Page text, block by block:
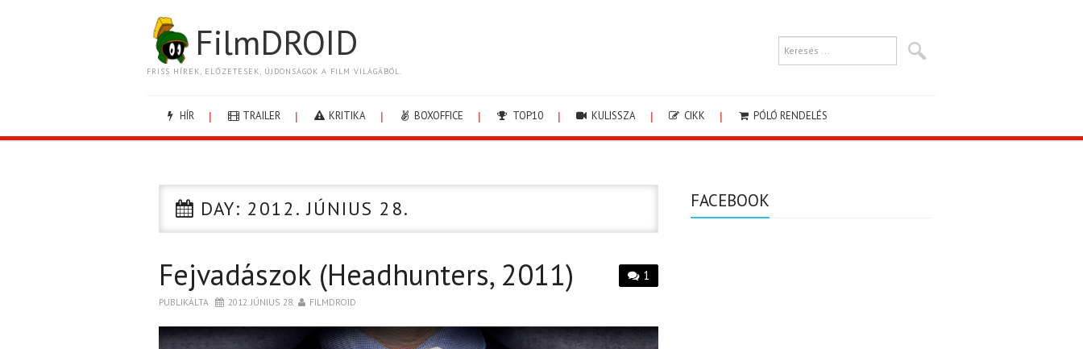
FilmDROID
FRISS HÍREK, ELŐZETESEK, ÚJDONSÁGOK A FILM VILÁGÁBÓL.
HÍR TRAILER KRITIKA BOXOFFICE TOP10 KULISSZA CIKK PÓLÓ RENDELÉS
DAY: 2012. JÚNIUS 28.
1
Fejvadászok (Headhunters, 2011)
PUBLIKÁLTA 2012. JÚNIUS 28. FILMDROID
FACEBOOK